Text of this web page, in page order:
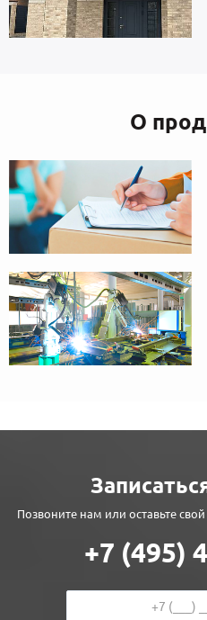
О
Позвоните нам или оставьте
+7 (495)